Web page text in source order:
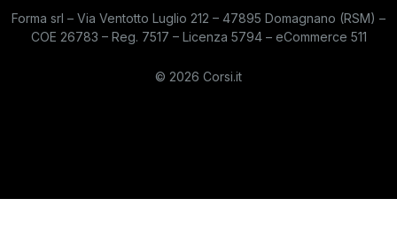
Forma srl – Via Ventotto Luglio 212 – 47895 Domagnano (RSM) –
COE 26783 – Reg. 7517 – Licenza 5794 – eCommerce 511
© 2026 Corsi.it